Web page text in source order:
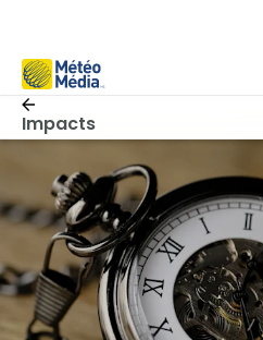
Impacts